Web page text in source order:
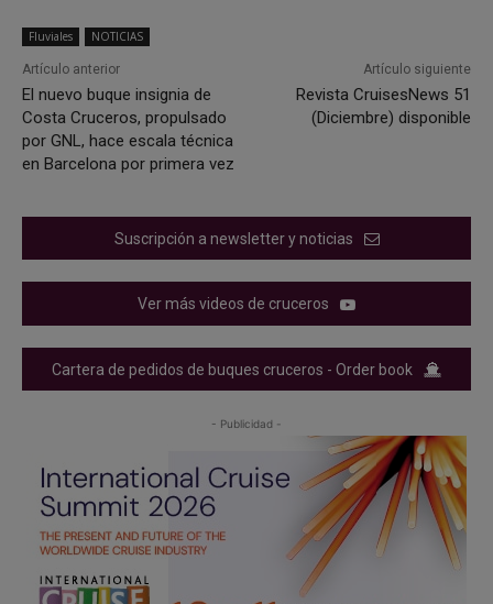
Fluviales NOTICIAS
Artículo anterior
El nuevo buque insignia de
Costa Cruceros, propulsado
por GNL, hace escala técnica
en Barcelona por primera vez
Artículo siguiente
Revista CruisesNews 51
(Diciembre) disponible
Suscripción a newsletter y noticias
Ver más videos de cruceros
Cartera de pedidos de buques cruceros - Order book
- Publicidad -